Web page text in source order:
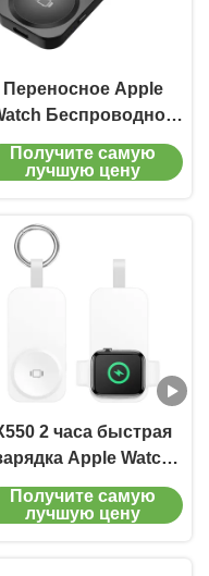
Переносное Apple
Беспроводное
устройство
Apple 1000mAh
Получите самую
лучшую цену
2 часа быстрая
Apple Watch
беспроводное
устройство
Получите самую
лучшую цену